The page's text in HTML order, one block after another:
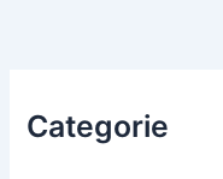
Categorie